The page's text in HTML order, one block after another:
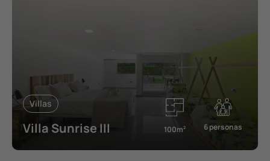
Villas
Villa Sunrise III 100m2 6 personas